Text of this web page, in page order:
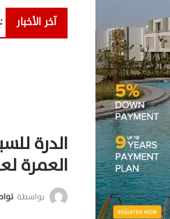
آخر الأخبار
لجنة إدارة الأزمات باتحاد المقاولين تضع 7 توصيات لإنقاذ قطاع العقارات
الدرة
العمرة لعام 1448هـ وتشارك في منتدى العمرة
بواسطة